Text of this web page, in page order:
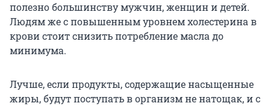
полезно большинству мужчин, женщин и детей.
Людям же с повышенным уровнем холестерина в
крови стоит снизить потребление масла до
минимума.
Лучше, если продукты, содержащие насыщенные
жиры, будут поступать в организм не натощак, и с